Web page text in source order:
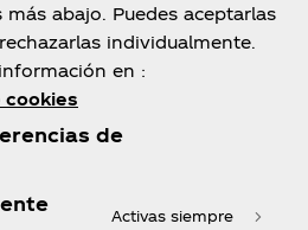
abajo. Puedes aceptarlas
individualmente.
en :
cookies
de
Activas siempre